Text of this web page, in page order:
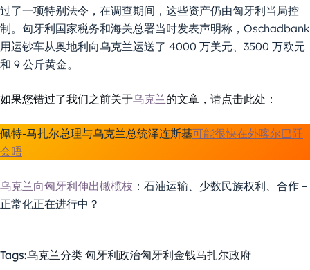
过了一项特别法令，在调查期间，这些资产仍由匈牙利当局控
制。匈牙利国家税务和海关总署当时发表声明称，Oschadbank
用运钞车从奥地利向乌克兰运送了 4000 万美元、3500 万欧元
和 9 公斤黄金。
如果您错过了我们之前关于乌克兰的文章，请点击此处：
佩特-马扎尔总理与乌克兰总统泽连斯基可能很快在外喀尔巴阡
会晤
乌克兰向匈牙利伸出橄榄枝 ：石油运输、少数民族权利、合作 –
正常化正在进行中？
Tags:乌克兰分类 匈牙利政治匈牙利金钱马扎尔政府